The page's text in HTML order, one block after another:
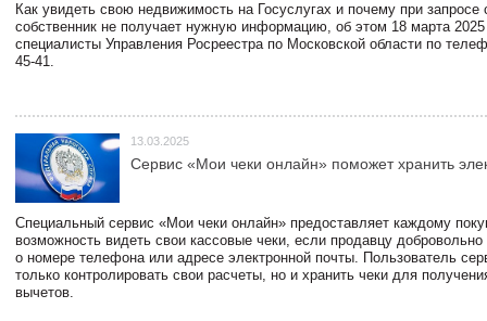
Как увидеть свою недвижимость на Госуслугах и почему при запросе
собственник не получает нужную информацию, об этом 18 марта 2025
специалисты Управления Росреестра по Московской области по
45-41.
13.03.2025
Сервис «Мои чеки онлайн» поможет хранить
Специальный сервис «Мои чеки онлайн» предоставляет каждому
возможность видеть свои кассовые чеки, если продавцу
о номере телефона или адресе электронной почты. Пользователь
только контролировать свои расчеты, но и хранить чеки для
вычетов.